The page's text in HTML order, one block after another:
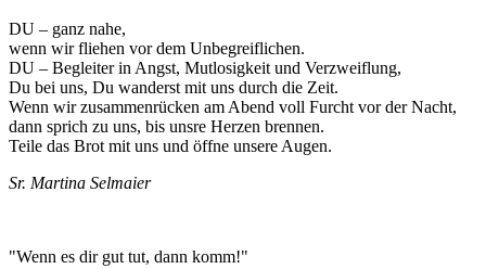
DU – ganz nahe,
wenn wir fliehen vor dem Unbegreiflichen.
DU – Begleiter in Angst, Mutlosigkeit und Verzweiflung,
Du bei uns, Du wanderst mit uns durch die Zeit.
Wenn wir zusammenrücken am Abend voll Furcht vor der Nacht,
dann sprich zu uns, bis unsre Herzen brennen.
Teile das Brot mit uns und öffne unsere Augen.
Sr. Martina Selmaier
"Wenn es dir gut tut, dann komm!"